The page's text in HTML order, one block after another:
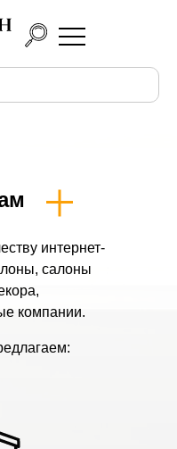
интернет-
салоны
компании.